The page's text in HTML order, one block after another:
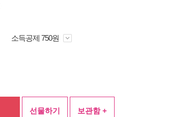
소득공제 750원
선물하기 보관함 +